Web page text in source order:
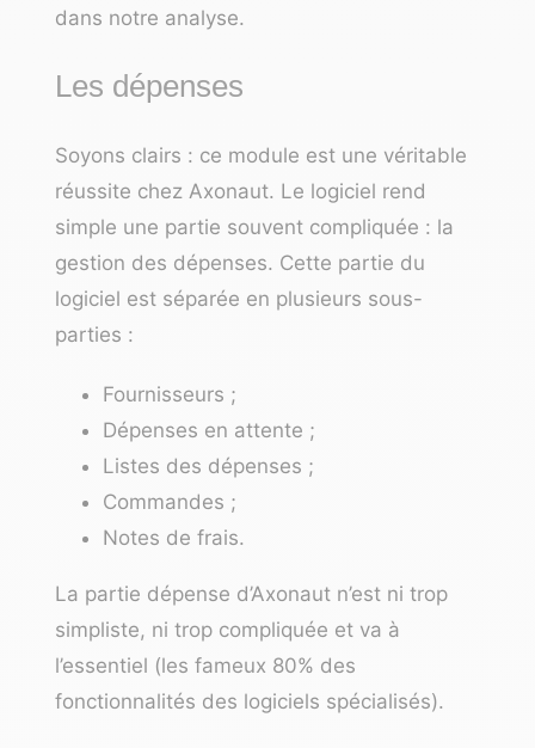
dans notre analyse.
Les dépenses
Soyons clairs : ce module est une véritable
réussite chez Axonaut. Le logiciel rend
simple une partie souvent compliquée : la
gestion des dépenses. Cette partie du
logiciel est séparée en plusieurs sous-
parties :
Fournisseurs ;
Dépenses en attente ;
Listes des dépenses ;
Commandes ;
Notes de frais.
La partie dépense d’Axonaut n’est ni trop
simpliste, ni trop compliquée et va à
l’essentiel (les fameux 80% des
fonctionnalités des logiciels spécialisés).